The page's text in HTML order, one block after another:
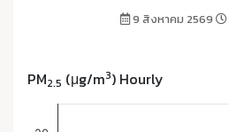
9 สิงหาคม 2569
PM2.5 (μg/m3) Hourly